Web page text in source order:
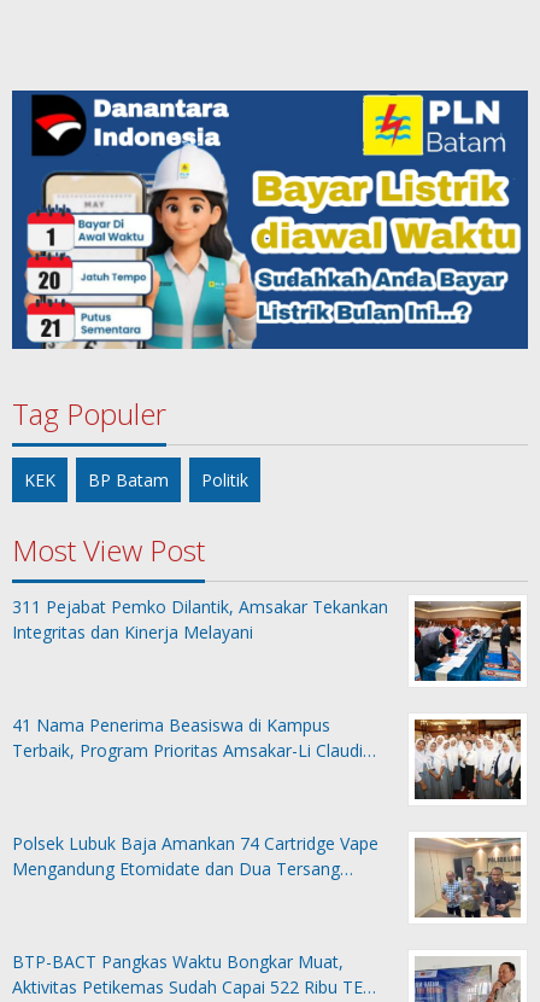
Tag Populer
KEK BP Batam Politik
Most View Post
311 Pejabat Pemko Dilantik, Amsakar Tekankan
Integritas dan Kinerja Melayani
41 Nama Penerima Beasiswa di Kampus
Terbaik, Program Prioritas Amsakar-Li Claudi…
Polsek Lubuk Baja Amankan 74 Cartridge Vape
Mengandung Etomidate dan Dua Tersang…
BTP-BACT Pangkas Waktu Bongkar Muat,
Aktivitas Petikemas Sudah Capai 522 Ribu TE…